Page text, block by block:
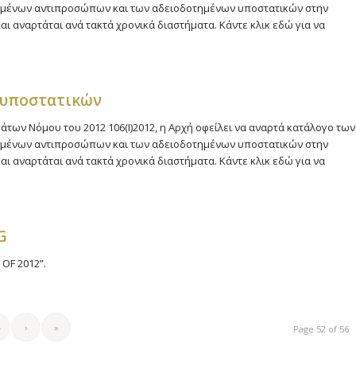
αντιπροσώπων και των αδειοδοτημένων υποστατικών στην
αναρτάται ανά τακτά χρονικά διαστήματα. Κάντε κλικ εδώ για να
Νόμου του 2012 106(Ι)2012, η Αρχή οφείλει να αναρτά κατάλογο των
αντιπροσώπων και των αδειοδοτημένων υποστατικών στην
αναρτάται ανά τακτά χρονικά διαστήματα. Κάντε κλικ εδώ για να
2012”.
Page 52 of 56
› »